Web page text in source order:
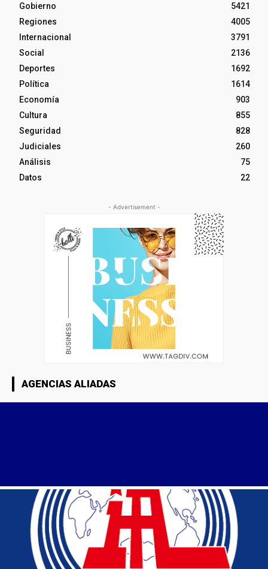
Gobierno
5421
Regiones
4005
Internacional
3791
Social
2136
Deportes
1692
Política
1614
Economía
903
Cultura
855
Seguridad
828
Judiciales
260
Análisis
75
Datos
22
- Advertisement -
AGENCIAS ALIADAS